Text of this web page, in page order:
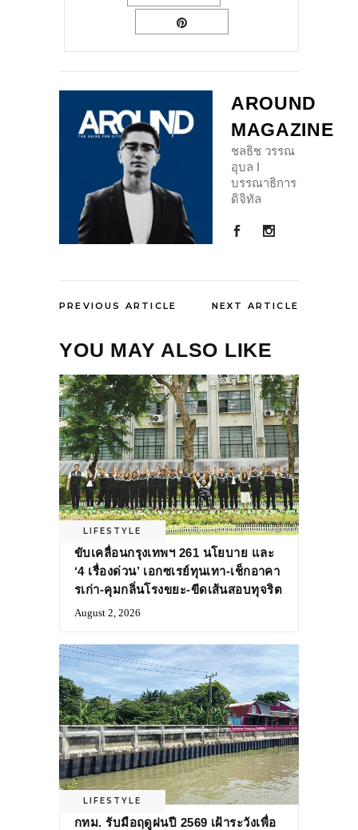
AROUND
MAGAZINE
ชลธิช วรรณ
อุบล I
บรรณาธิการ
ดิจิทัล
PREVIOUS ARTICLE NEXT ARTICLE
YOU MAY ALSO LIKE
LIFESTYLE
ขับเคลื่อนกรุงเทพฯ 261 นโยบาย และ
‘4 เรื่องด่วน’ เอกซเรย์ทุนเทา-เช็กอาคา
รเก่า-คุมกลิ่นโรงขยะ-ขีดเส้นสอบทุจริต
August 2, 2026
LIFESTYLE
กทม. รับมือฤดูฝนปี 2569 เฝ้าระวังเพื่อ